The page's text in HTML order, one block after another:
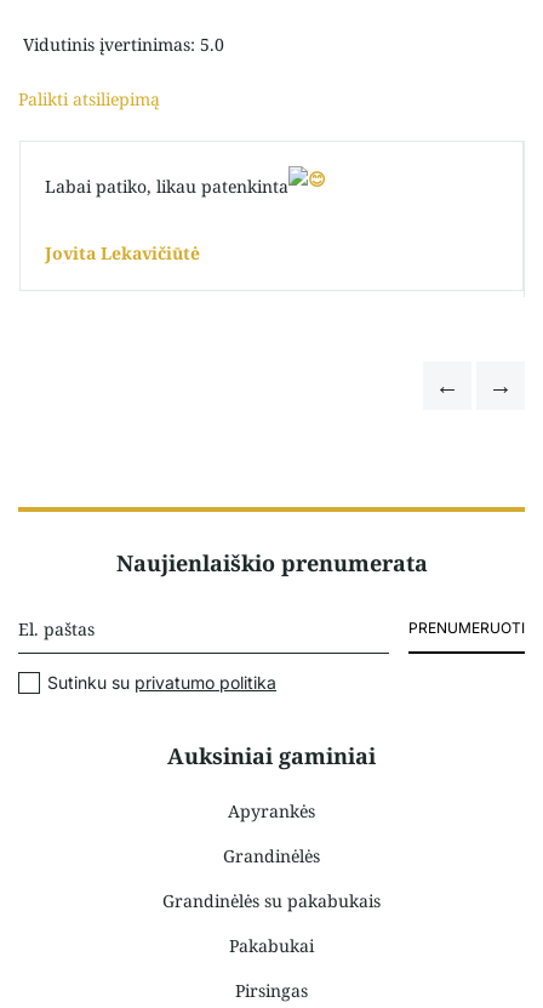
Vidutinis įvertinimas: 5.0
Palikti atsiliepimą
Labai patiko, likau patenkinta
Jovita Lekavičiūtė
Auksiniai gaminiai
Apyrankės
Grandinėlės
Grandinėlės su pakabukais
Pakabukai
Pirsingas
Naujienlaiškio prenumerata
PRENUMERUOTI
Sutinku su privatumo politika